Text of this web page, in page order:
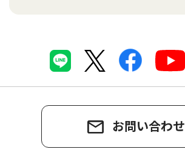
お問い合わせ